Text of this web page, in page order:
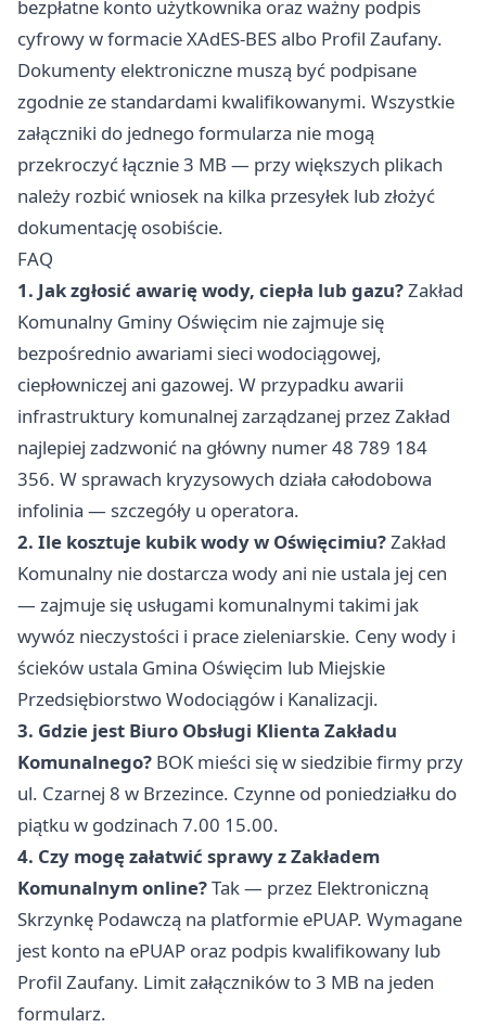
bezpłatne konto użytkownika oraz ważny podpis
cyfrowy w formacie XAdES-BES albo Profil Zaufany.
Dokumenty elektroniczne muszą być podpisane
zgodnie ze standardami kwalifikowanymi. Wszystkie
załączniki do jednego formularza nie mogą
przekroczyć łącznie 3 MB — przy większych plikach
należy rozbić wniosek na kilka przesyłek lub złożyć
dokumentację osobiście.
FAQ
1. Jak zgłosić awarię wody, ciepła lub gazu?Zakład
Komunalny Gminy Oświęcim nie zajmuje się
bezpośrednio awariami sieci wodociągowej,
ciepłowniczej ani gazowej. W przypadku awarii
infrastruktury komunalnej zarządzanej przez Zakład
najlepiej zadzwonić na główny numer 48 789 184
356. W sprawach kryzysowych działa całodobowa
infolinia — szczegóły u operatora.
2. Ile kosztuje kubik wody w Oświęcimiu?Zakład
Komunalny nie dostarcza wody ani nie ustala jej cen
— zajmuje się usługami komunalnymi takimi jak
wywóz nieczystości i prace zieleniarskie. Ceny wody i
ścieków ustala Gmina Oświęcim lub Miejskie
Przedsiębiorstwo Wodociągów i Kanalizacji.
3. Gdzie jest Biuro Obsługi Klienta Zakładu
Komunalnego? BOK mieści się w siedzibie firmy przy
ul. Czarnej 8 w Brzezince. Czynne od poniedziałku do
piątku w godzinach 7.00 15.00.
4. Czy mogę załatwić sprawy z Zakładem
Komunalnym online?Tak — przez Elektroniczną
Skrzynkę Podawczą na platformie ePUAP. Wymagane
jest konto na ePUAP oraz podpis kwalifikowany lub
Profil Zaufany. Limit załączników to 3 MB na jeden
formularz.